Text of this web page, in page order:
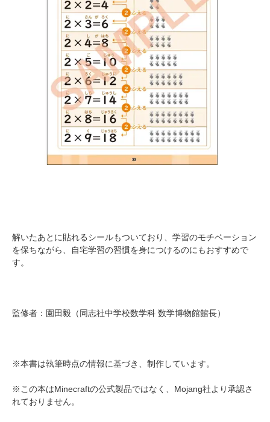
解いたあとに貼れるシールもついており、学習のモチベーション
を保ちながら、自宅学習の習慣を身につけるのにもおすすめで
す。
監修者：園田毅（同志社中学校数学科 数学博物館館長）
※本書は執筆時点の情報に基づき、制作しています。
※この本はMinecraftの公式製品ではなく、Mojang社より承認さ
れておりません。